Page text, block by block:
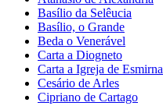
Basílio da Selêucia
Basílio, o Grande
Beda o Venerável
Carta a Diogneto
Carta a Igreja de Esmirna
Cesário de Arles
Cipriano de Cartago